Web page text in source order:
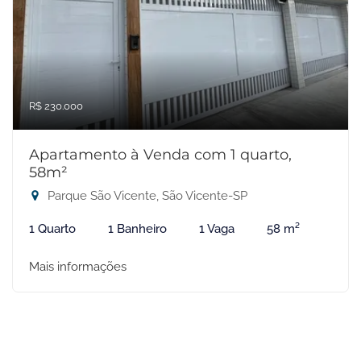
R$ 230.000
Apartamento à Venda com 1 quarto,
58m²
Parque São Vicente, São Vicente-SP
1 Quarto 1 Banheiro 1 Vaga 58 m²
Mais informações